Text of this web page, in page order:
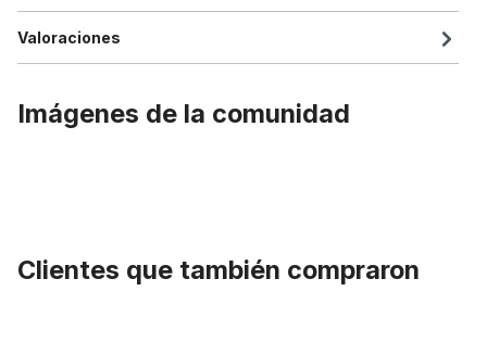
Valoraciones
Imágenes de la comunidad
Clientes que también compraron